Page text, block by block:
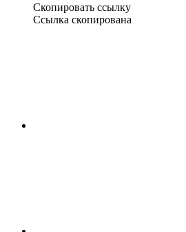
Скопировать ссылку
Ссылка скопирована